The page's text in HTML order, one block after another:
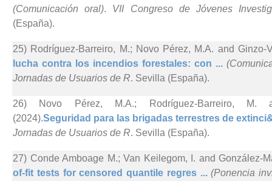
(Comunicación oral). VII Congreso de Jóvenes
(España).
25) Rodríguez-Barreiro, M.; Novo Pérez, M.A. and Ginzo-
lucha contra los incendios forestales: con ...
Jornadas de Usuarios de R. Sevilla (España).
26) Novo Pérez, M.A.; Rodríguez-Barreiro, M.
(2024).Seguridad para las brigadas terrestres de
Jornadas de Usuarios de R. Sevilla (España).
27) Conde Amboage M.; Van Keilegom, I. and González-
of-fit tests for censored quantile regres ...(Ponencia